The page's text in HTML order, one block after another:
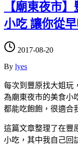
【廟東夜市
小吃 讓你從
2017-08-20
By lyes
每次到豐原找大姐玩
為廟東夜市的美食小
都能吃飽飽，很適合
這篇文章整理了在豐
小吃，其中我自己回